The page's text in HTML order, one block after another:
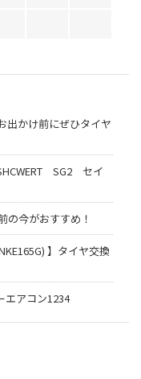
出かけ前にぜひタイヤ
SG2 セイ
の今がおすすめ！
】タイヤ交換
エアコン1234